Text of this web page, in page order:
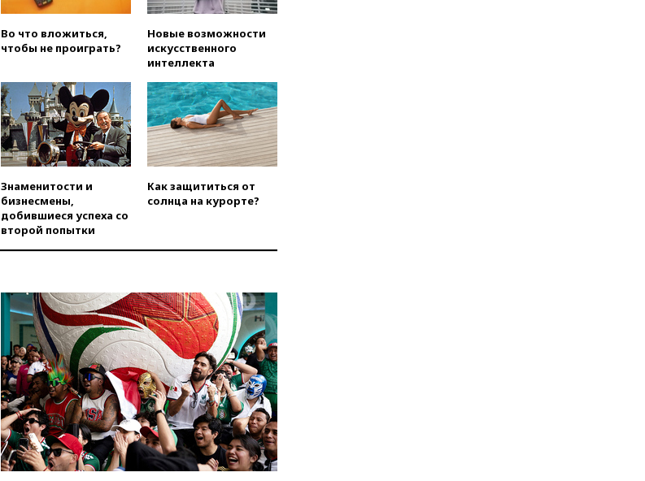
дефицит ракет с попыткой
Запада принудить Киев к
уступкам
вчера, 19:45Памфилова: ЦИК
примет беспрецедентные
меры безопасности во время
выборов
вчера, 19:35Памфилова
партийных списков на выборах
в Госдуму
прокомментировал первый
вчера, 19:15Путин обсудил с
Памфиловой подготовку к
единому дню голосования
вчера, 18:56 Wildberries
отрицает перенос основной
логистики за пределы России
вчера, 18:45 Крупнейший
склад маркетплейса Rozetka
сгорел под Киевом
вчера, 18:35Джаред Лето
Во что вложиться,
чтобы не проиграть?
Новые возможности
искусственного
интеллекта
Знаменитости и
бизнесмены,
добившиеся успеха со
второй попытки
Как защититься от
солнца на курорте?